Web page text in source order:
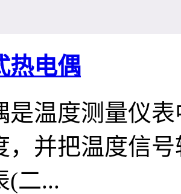
热电偶
是温度测量仪
，并把温度信
(二...